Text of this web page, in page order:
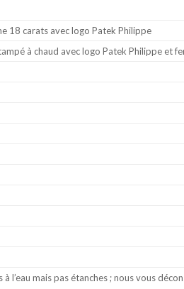
18 carats avec logo Patek Philippe
à chaud avec logo Patek Philippe et
l’eau mais pas étanches ; nous vous